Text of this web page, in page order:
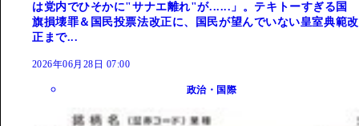
は党内でひそかに"サナエ離れ"が......」。テキトーすぎる国
旗損壊罪＆国民投票法改正に、国民が望んでいない皇室典範改
正まで...
2026年06月28日 07:00
政治・国際